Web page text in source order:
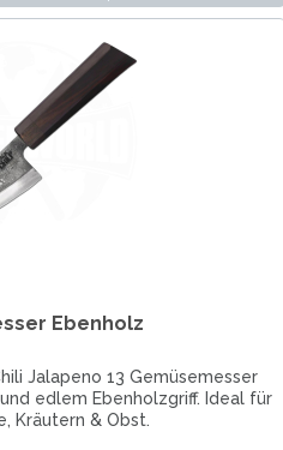
Ebenholz
Jalapeno 13 Gemüsemesser
edlem Ebenholzgriff. Ideal für
Kräutern & Obst.